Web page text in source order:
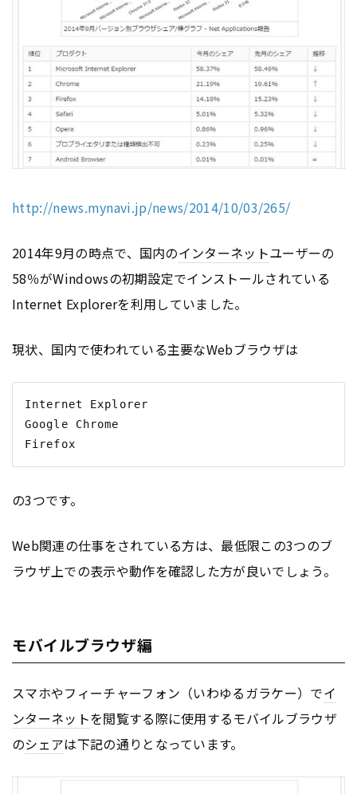
http://news.mynavi.jp/news/2014/10/03/265/
2014年9月の時点で、国内のインターネットユーザーの
58％がWindowsの初期設定でインストールされている
Internet Explorerを利用していました。
現状、国内で使われている主要なWebブラウザは
Internet Explorer
Google Chrome
の3つです。
Web関連の仕事をされている方は、最低限この3つのブ
ラウザ上での表示や動作を確認した方が良いでしょう。
モバイルブラウザ編
スマホやフィーチャーフォン（いわゆるガラケー）でイ
ンターネットを閲覧する際に使用するモバイルブラウザ
のシェアは下記の通りとなっています。